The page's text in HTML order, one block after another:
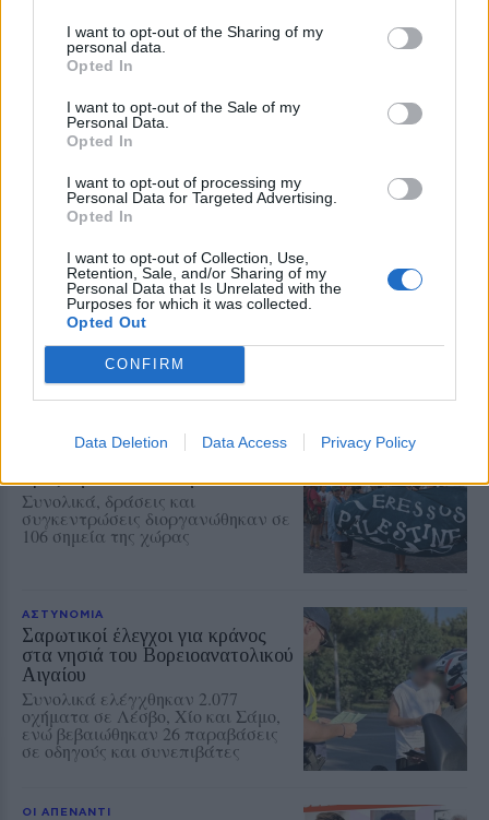
I want to opt-out of the Sharing of my
personal data.
Opted In
I want to opt-out of the Sale of my
Personal Data.
Opted In
I want to opt-out of processing my
Personal Data for Targeted Advertising.
Opted In
I want to opt-out of Collection, Use,
Retention, Sale, and/or Sharing of my
Personal Data that Is Unrelated with the
Purposes for which it was collected.
Opted Out
CONFIRM
Data Deletion Data Access Privacy Policy
ορνιθοπαρατήρηση στις Αλυκές
Πολιχνίτου
Εξόρμηση γνωριμίας με τα πουλιά
και τη βλάστηση του υγροτόπου
σήμερα, Δευτέρα
ΑΤΖΕΝΤΑ
Το «χρυσό» μέλι της Αγρας σε
Οι δύο βραβευμένες ποικιλίες του
βιολογικού μελιού «Μελ-Ισσα»
συναντούν παραδοσιακά τυριά και
φρούτα την Τρίτη 11 Αυγούστου
στο Μουσείο Φυσικής Ιστορίας
Απολιθωμένου Δάσους Λέσβου
Ερεσός και Πλωμάρι στον
πανελλαδικό χάρτη αλληλεγγύης
Συνολικά, δράσεις και
συγκεντρώσεις διοργανώθηκαν σε
106 σημεία της χώρας
ΑΣΤΥΝΟΜΙΑ
Σαρωτικοί έλεγχοι για κράνος
στα νησιά του Βορειοανατολικού
Αιγαίου
Συνολικά ελέγχθηκαν 2.077
οχήματα σε Λέσβο, Χίο και Σάμο,
ενώ βεβαιώθηκαν 26 παραβάσεις
σε οδηγούς και συνεπιβάτες
ΟΙ ΑΠΕΝΑΝΤΙ